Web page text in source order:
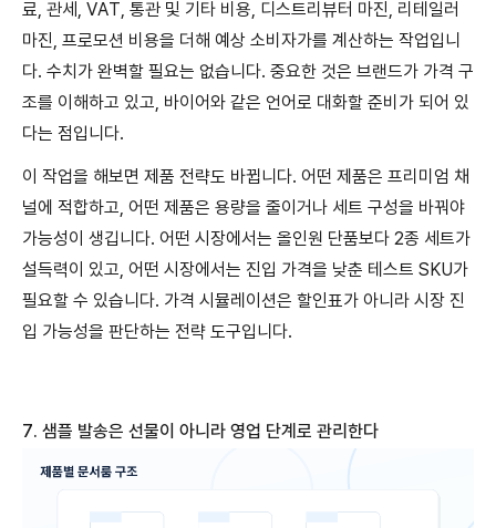
료, 관세, VAT, 통관 및 기타 비용, 디스트리뷰터 마진, 리테일러
마진, 프로모션 비용을 더해 예상 소비자가를 계산하는 작업입니
다. 수치가 완벽할 필요는 없습니다. 중요한 것은 브랜드가 가격 구
조를 이해하고 있고, 바이어와 같은 언어로 대화할 준비가 되어 있
다는 점입니다.
이 작업을 해보면 제품 전략도 바뀝니다. 어떤 제품은 프리미엄 채
널에 적합하고, 어떤 제품은 용량을 줄이거나 세트 구성을 바꿔야
가능성이 생깁니다. 어떤 시장에서는 올인원 단품보다 2종 세트가
설득력이 있고, 어떤 시장에서는 진입 가격을 낮춘 테스트 SKU가
필요할 수 있습니다. 가격 시뮬레이션은 할인표가 아니라 시장 진
입 가능성을 판단하는 전략 도구입니다.
7. 샘플 발송은 선물이 아니라 영업 단계로 관리한다